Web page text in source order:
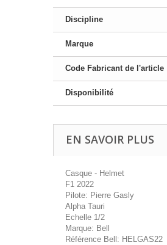
Discipline
Marque
Code Fabricant de l'article
Disponibilité
EN SAVOIR PLUS
Casque - Helmet
F1 2022
Pilote: Pierre Gasly
Alpha Tauri
Echelle 1/2
Marque: Bell
Référence Bell: HELGAS22